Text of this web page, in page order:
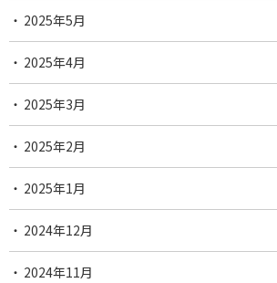
2025年5月
2025年4月
2025年3月
2025年2月
2025年1月
2024年12月
2024年11月